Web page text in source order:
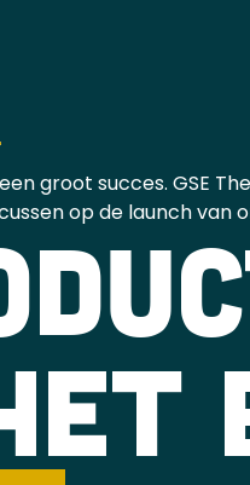
groot succes. GSE
op de launch van